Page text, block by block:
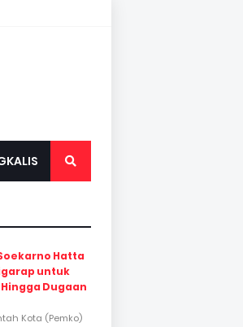
Hatta
untuk
Dugaan
Kota (Pemko)